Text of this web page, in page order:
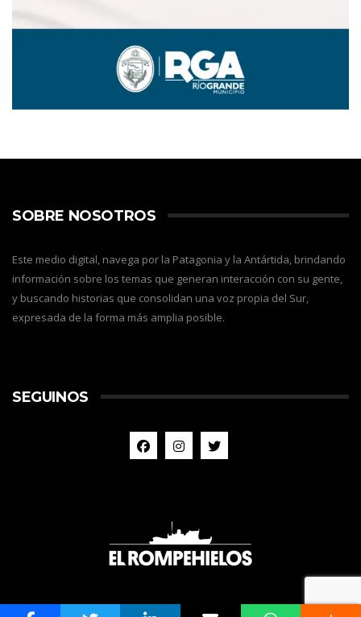
SOBRE NOSOTROS
Este medio digital, navega por la Patagonia y la Antártida, brindando
información sobre los temas que generan interacción con su gente,
y buscando historias que consolidan una voz propia del Sur,
expresada de la forma más amplia posible.
SEGUINOS